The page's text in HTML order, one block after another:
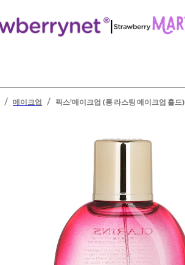
|
/ 메이크업 / 픽스'메이크업 (롱 라스팅 메이크업 홀드)